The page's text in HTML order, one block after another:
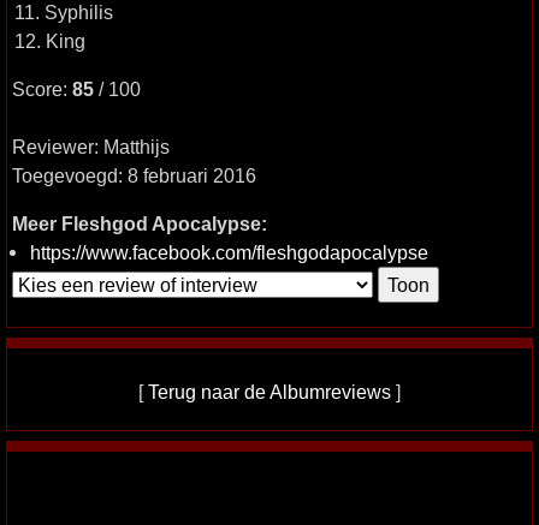
11. Syphilis
12. King
Score: 85 / 100
Reviewer: Matthijs
Toegevoegd: 8 februari 2016
Meer Fleshgod Apocalypse:
https://www.facebook.com/fleshgodapocalypse
[Terug naar de Albumreviews ]